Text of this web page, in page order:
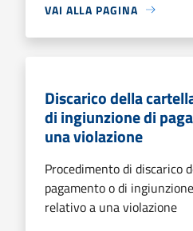
VAI ALLA PAGINA
Discarico della
di ingiunzione di
una violazione
Procedimento di discarico
pagamento o di
relativo a una violazione